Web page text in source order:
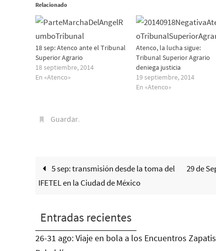
Relacionado
18 sep: Atenco ante el Tribunal
Superior Agrario
18 septiembre, 2014
En «Atenco»
Atenco, la lucha sigue:
Tribunal Superior Agrario
deniega justicia
19 septiembre, 2014
En «Atenco»
Guardar.
5 sep: transmisión desde la toma del
IFETEL en la Ciudad de México
29 de
Entradas recientes
26-31 ago: Viaje en bola a los Encuentros